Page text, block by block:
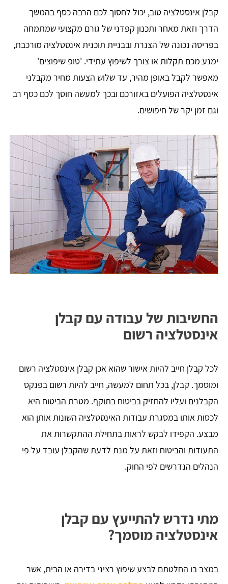
קבלן אינסטלציה טוב, יכול לחסוך לכם הרבה כסף בהמשך
הדרך וזאת מאחר ותכנון קפדני של גורם מקצועי שמתמחה
בפריסה נכונה של הצנרת ובבניית תוכנית אינסטלציה מורכבת,
ימנע מכם תקלות או צורך לשיפוץ עתידי. 'טופ שיפוצים'
מאפשר לקבל באופן מהיר, עד שלוש הצעות מחיר מקבלני
אינסטלציה הפועלים באזורכם ובכך למעשה חוסך לכם כסף רב
וגם זמן יקר של חיפושים.
החשיבות של עבודה עם קבלן
אינסטלציה רשום
לכל קבלן חייב להיות אישור שהוא אכן קבלן אינסטלציה רשום
ומוסמך. קבלן, בכל תחום למעשה, חייב להיות רשום בפנקס
הקבלנים ועליו להחזיק בביטוח בתוקף. מטרת הביטוח היא
לכסות אותו במסגרת עבודות האינסטלציה השונות אותן הוא
מבצע. הקפידו לבקש לראות בתחילת ההתקשרות את
התעודות והביטוח וזאת על מנת לדעת שהקבלן עובד על פי
הנהלים הנדרשים לפי החוק.
מתי נדרש להתייעץ עם קבלן
אינסטלציה מוסמך?
במצב בו החלטתם לבצע שיפוץ רציני בדירה או הבית, אשר